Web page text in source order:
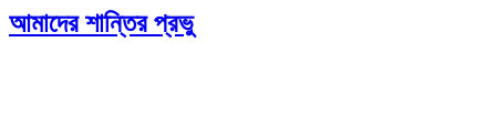
আমাদের শান্তির প্রভু